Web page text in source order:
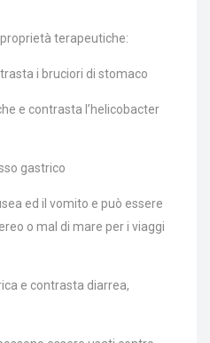
terapeutiche:
i bruciori di stomaco
e contrasta l’helicobacter
gastrico
ed il vomito e può essere
o mal di mare per i viaggi
e contrasta diarrea,